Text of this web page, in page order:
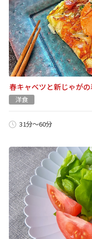
春キャベツと新じゃが
洋食
31分～60分